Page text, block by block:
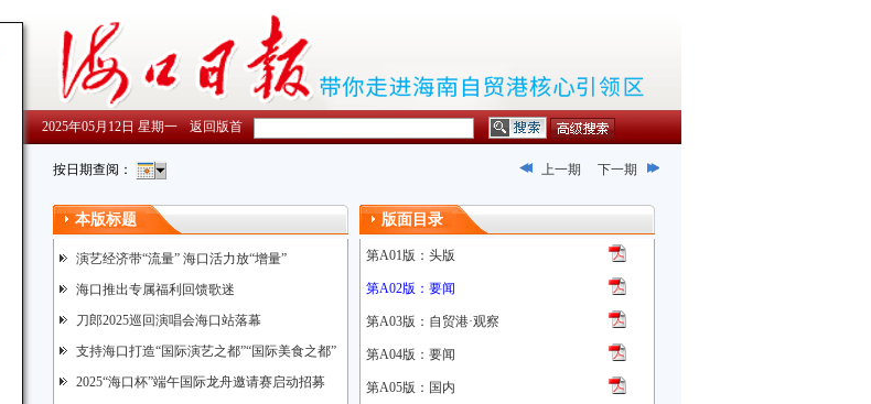
2025年05月12日 星期一 返回版首
按日期查阅： 上一期 下一期
本版标题
演艺经济带“流量” 海口活力放“增量”
海口推出专属福利回馈歌迷
刀郎2025巡回演唱会海口站落幕
支持海口打造“国际演艺之都”“国际美食之都”
2025“海口杯”端午国际龙舟邀请赛启动招募
版面目录
第A01版：头版
第A02版：要闻
第A03版：自贸港·观察
第A04版：要闻
第A05版：国内